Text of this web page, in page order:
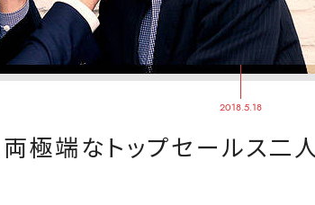
2018.5.18
極端なトップセールス二